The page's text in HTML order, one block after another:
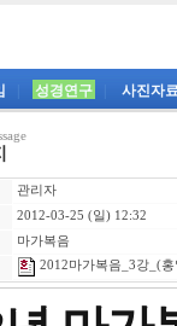
성경연구 사진자
관리자
2012-03-25 (일) 12:32
마가복음
2012마가복음_3강_(